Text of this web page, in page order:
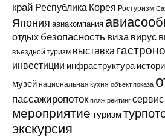
край Республика Корея Ростуризм
Япония авиакомпания
отдых безопасность виза вирус
въездной туризм выставка
инвестиции инфраструктура
музей национальная кухня объект показа
пассажиропоток пляж рейтинг сервис
мероприятие туризм
экскурсия